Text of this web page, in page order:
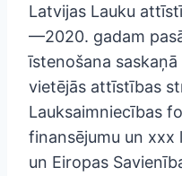
Latvijas Lauku
—2020. gadam
īstenošana
vietējās attīstības
Lauksaimniecības
finansējumu un xxx
un Eiropas